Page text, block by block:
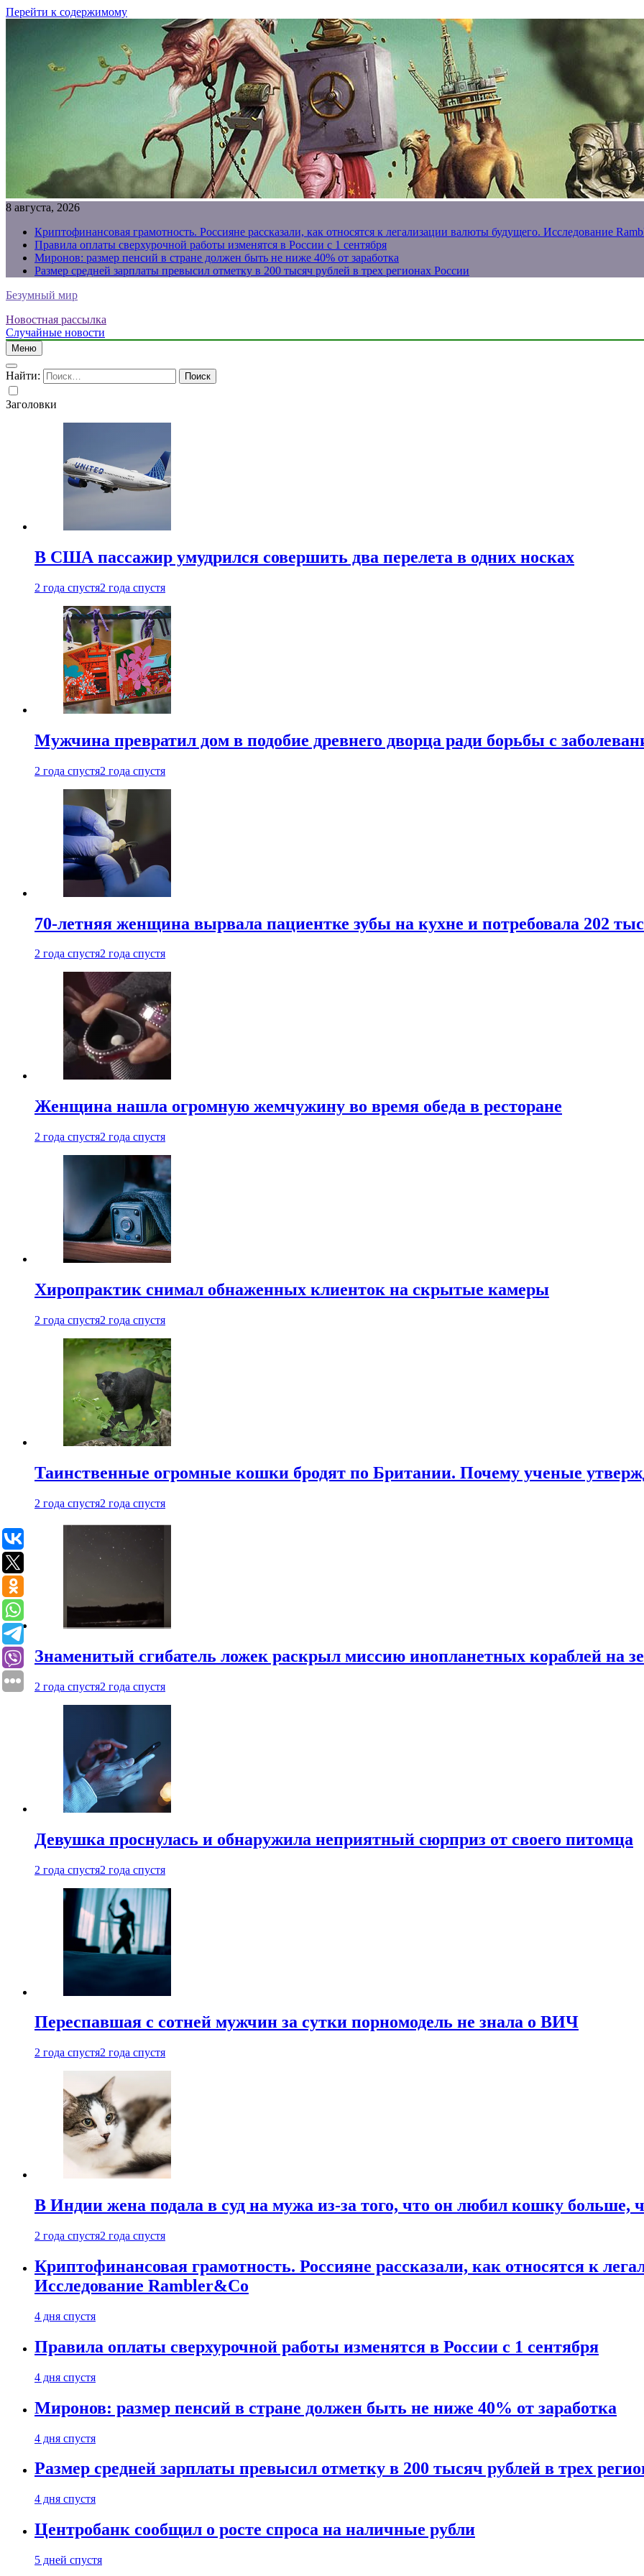
Перейти к содержимому
8 августа, 2026
Криптофинансовая грамотность. Россияне рассказали, как относятся к легализации валюты будущего. Исследование
Правила оплаты сверхурочной работы изменятся в России с 1 сентября
Миронов: размер пенсий в стране должен быть не ниже 40% от заработка
Размер средней зарплаты превысил отметку в 200 тысяч рублей в трех регионах России
Безумный мир
Новостная рассылка
Случайные новости
Меню
Найти:
Заголовки
В США пассажир умудрился совершить два перелета в одних носках
2 года спустя2 года спустя
Мужчина превратил дом в подобие древнего дворца ради борьбы с
2 года спустя2 года спустя
70-летняя женщина вырвала пациентке зубы на кухне и потребовала 202
2 года спустя2 года спустя
Женщина нашла огромную жемчужину во время обеда в ресторане
2 года спустя2 года спустя
Хиропрактик снимал обнаженных клиенток на скрытые камеры
2 года спустя2 года спустя
Таинственные огромные кошки бродят по Британии. Почему ученые
2 года спустя2 года спустя
Знаменитый сгибатель ложек раскрыл миссию инопланетных кораблей на
2 года спустя2 года спустя
Девушка проснулась и обнаружила неприятный сюрприз от своего питомца
2 года спустя2 года спустя
Переспавшая с сотней мужчин за сутки порномодель не знала о ВИЧ
2 года спустя2 года спустя
В Индии жена подала в суд на мужа из-за того, что он любил кошку больше,
2 года спустя2 года спустя
Криптофинансовая грамотность. Россияне рассказали, как относятся к
Исследование Rambler&Co
4 дня спустя
Правила оплаты сверхурочной работы изменятся в России с 1 сентября
4 дня спустя
Миронов: размер пенсий в стране должен быть не ниже 40% от заработка
4 дня спустя
Размер средней зарплаты превысил отметку в 200 тысяч рублей в трех
4 дня спустя
Центробанк сообщил о росте спроса на наличные рубли
5 дней спустя